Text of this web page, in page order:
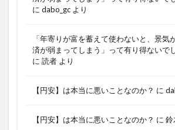
に dabo_gc より
「年寄りが富を蓄えて使わないと、景気
済が弱まってしまう」って有り得ないで
に 読者 より
【円安】は本当に悪いことなのか？ に
【円安】は本当に悪いことなのか？ に 鈴